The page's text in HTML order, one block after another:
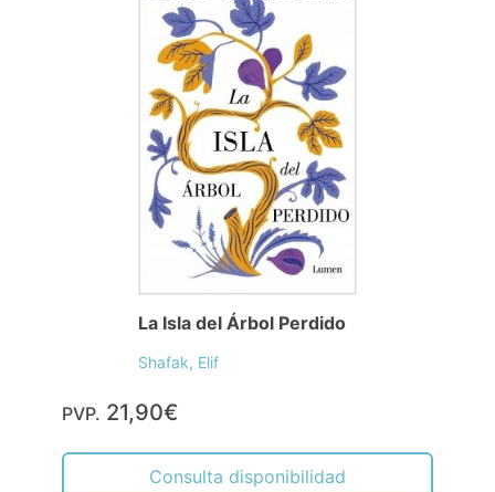
La Isla del Árbol Perdido
Shafak, Elif
PVP. 21,90€
Consulta disponibilidad